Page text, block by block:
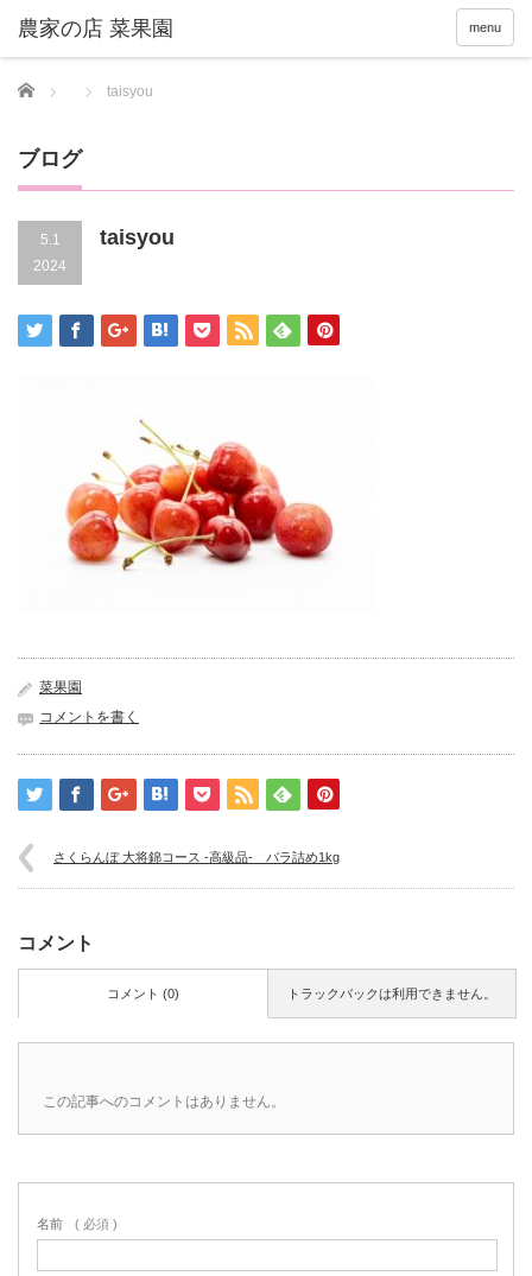
menu
Home taisyou
ブログ
5.1
2024
taisyou
菜果園
コメントを書く
さくらんぼ 大将錦コース -高級品- バラ詰め1kg
コメント
トラックバックは利用できません。
コメント (0)
この記事へのコメントはありません。
名前 ( 必須 )